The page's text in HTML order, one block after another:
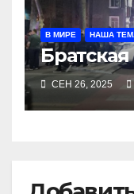
В МИРЕ НАША
СЕН 26, 2025